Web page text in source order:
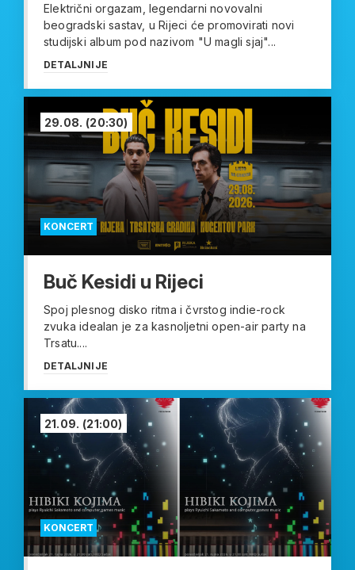
Električni orgazam, legendarni novovalni
beogradski sastav, u Rijeci će promovirati novi
studijski album pod nazivom "U magli sjaj"...
DETALJNIJE
KONCERT
29.08. (20:30)
Buč Kesidi u Rijeci
Spoj plesnog disko ritma i čvrstog indie-rock
zvuka idealan je za kasnoljetni open-air party na
Trsatu....
DETALJNIJE
KONCERT
21.09. (21:00)